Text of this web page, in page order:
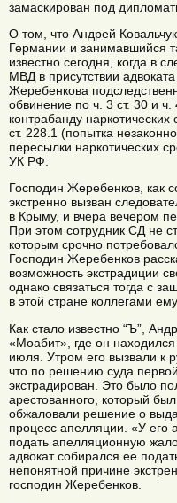
замаскирован под
О том, что Андрей
Германии и занимавшийся
известно сегодня, когда в
МВД в присутствии
Жеребенкова
обвинение по ч. 3 ст. 30 и
контрабанду
ст. 228.1 (попытка
пересылки наркотических
УК РФ.
Господин Жеребенков, как
экстренно вызван
в Крыму, и вчера вечером
При этом сотрудник СД не
которым срочно
Господин Жеребенков
возможность экстрадиции
однако связаться тогда с
в этой стране коллегами
Как стало известно “Ъ”,
«Моабит», где он
июля. Утром его вызвали к
что по решению суда
экстрадирован. Это было
арестованного, который
обжаловали решение о
процесс апелляции. «У его
подать апелляционную
адвокат собирался ее
непонятной причине
господин Жеребенков.